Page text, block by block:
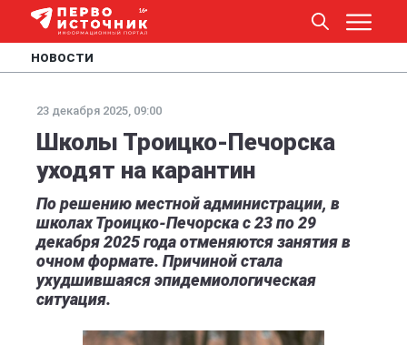
НОВОСТИ
23 декабря 2025, 09:00
Школы Троицко-Печорска
уходят на карантин
По решению местной администрации, в
школах Троицко-Печорска с 23 по 29
декабря 2025 года отменяются занятия в
очном формате. Причиной стала
ухудшившаяся эпидемиологическая
ситуация.